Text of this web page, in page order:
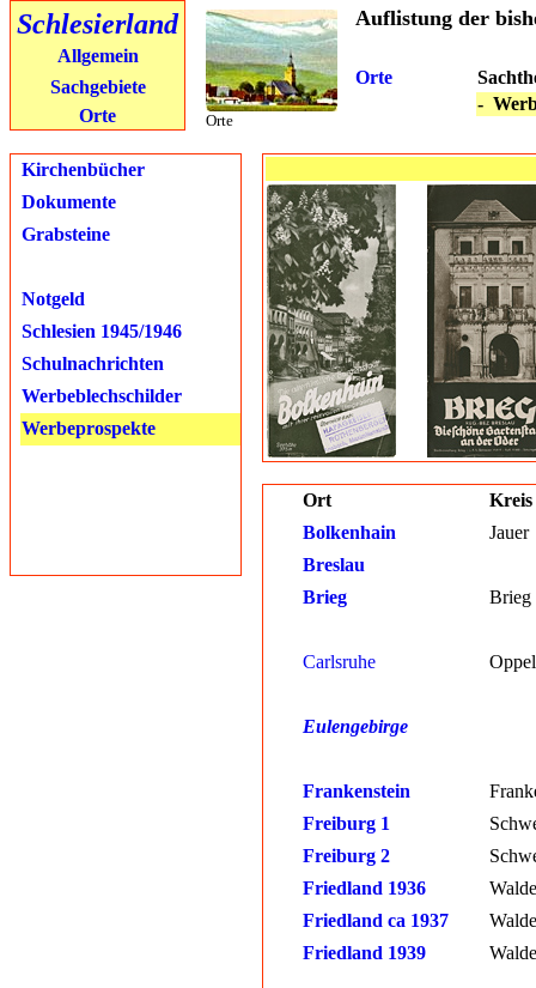
Auflistung der
Orte
-
Orte
Schlesierland
Allgemein
Sachgebiete
Orte
Kirchenbücher
Dokumente
Grabsteine
Notgeld
Schlesien 1945/1946
Schulnachrichten
Werbeblechschilder
Werbeprospekte
Ort
Kreis
Bolkenhain
Jauer
Breslau
Brieg
Brieg
Carlsruhe
Eulengebirge
Frankenstein
Freiburg 1
Freiburg 2
Friedland 1936
Friedland ca 1937
Friedland 1939